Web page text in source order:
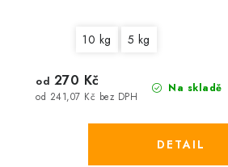
10 kg 5 kg
Na skladě
od 241,07 Kč bez DPH
od 270 Kč